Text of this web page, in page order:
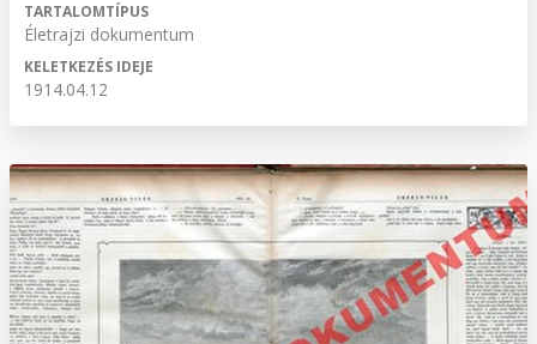
TARTALOMTÍPUS
Életrajzi dokumentum
KELETKEZÉS IDEJE
1914.04.12